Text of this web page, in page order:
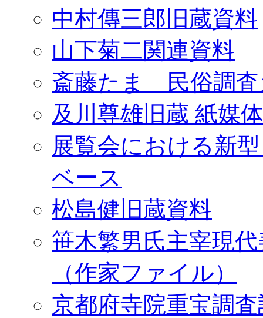
中村傳三郎旧蔵資料
山下菊二関連資料
斎藤たま 民俗調査
及川尊雄旧蔵 紙媒
展覧会における新
ベース
松島健旧蔵資料
笹木繁男氏主宰現
（作家ファイル）
京都府寺院重宝調